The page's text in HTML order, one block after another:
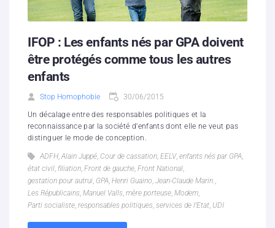
IFOP : Les enfants nés par GPA doivent
être protégés comme tous les autres
enfants
Stop Homophobie 30/06/2015
Un décalage entre des responsables politiques et la
reconnaissance par la société d’enfants dont elle ne veut pas
distinguer le mode de conception.
ADFH, Alain Juppé, Cour de cassation, EELV, enfants nés par GPA,
état civil, filiation, Front de gauche, Front National,
gestation pour autrui, GPA, Henri Guaino, Jean-Claude Marin. ,
Les Républicains, Manuel Valls, mère porteuse, Modem,
Parti socialiste, responsables politiques, services de l’Etat, UDI